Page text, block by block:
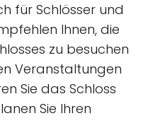
für Schlösser und
Ihnen, die
zu besuchen
Veranstaltungen
Sie das Schloss
Sie Ihren